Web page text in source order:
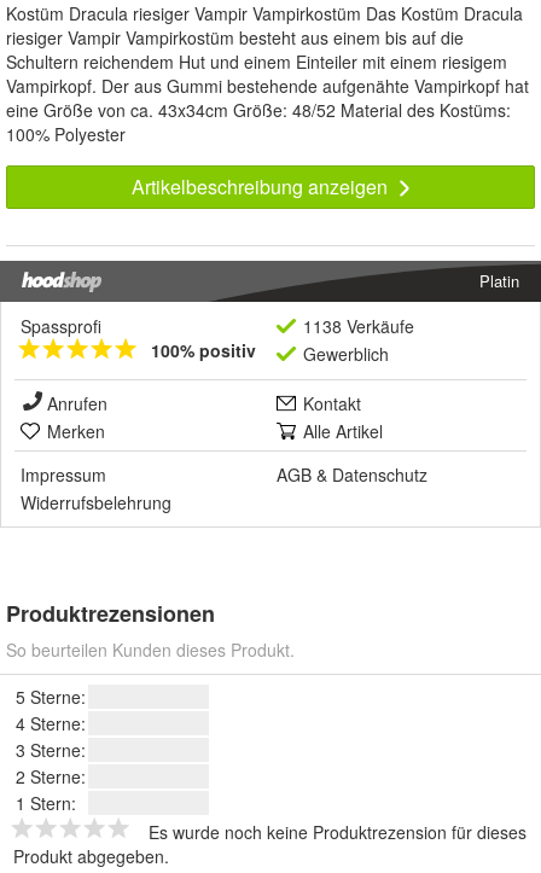
Kostüm Dracula riesiger Vampir Vampirkostüm Das Kostüm Dracula
riesiger Vampir Vampirkostüm besteht aus einem bis auf die
Schultern reichendem Hut und einem Einteiler mit einem riesigem
Vampirkopf. Der aus Gummi bestehende aufgenähte Vampirkopf hat
eine Größe von ca. 43x34cm Größe: 48/52 Material des Kostüms:
100% Polyester
Artikelbeschreibung anzeigen
Platin
Spassprofi
100% positiv
1138 Verkäufe
Gewerblich
Anrufen
Kontakt
Merken
Alle Artikel
Impressum
AGB & Datenschutz
Widerrufsbelehrung
Produktrezensionen
So beurteilen Kunden dieses Produkt.
5 Sterne:
4 Sterne:
3 Sterne:
2 Sterne:
1 Stern:
Es wurde noch keine Produktrezension für dieses
Produkt abgegeben.